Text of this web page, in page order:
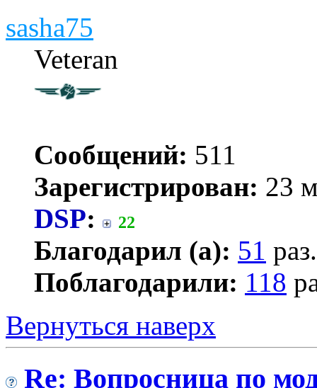
sasha75
Veteran
Сообщений: 511
Зарегистрирован: 23
DSP: 22
Благодарил (а): 51 раз.
Поблагодарили: 118
Вернуться наверх
Re: Вопросница по